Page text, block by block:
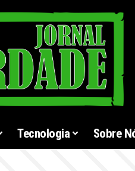
Tecnologia Sobre